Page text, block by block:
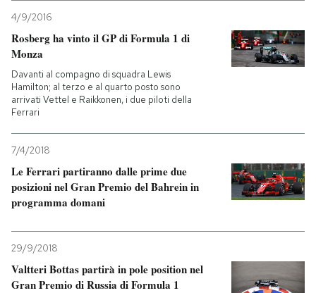
4/9/2016
Rosberg ha vinto il GP di Formula 1 di
Monza
Davanti al compagno di squadra Lewis
Hamilton; al terzo e al quarto posto sono
arrivati Vettel e Raikkonen, i due piloti della
Ferrari
7/4/2018
Le Ferrari partiranno dalle prime due
posizioni nel Gran Premio del Bahrein in
programma domani
29/9/2018
Valtteri Bottas partirà in pole position nel
Gran Premio di Russia di Formula 1